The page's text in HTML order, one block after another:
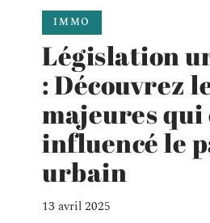
IMMO
Législation
: Découvrez
majeures
influencé le
urbain
13 avril 2025